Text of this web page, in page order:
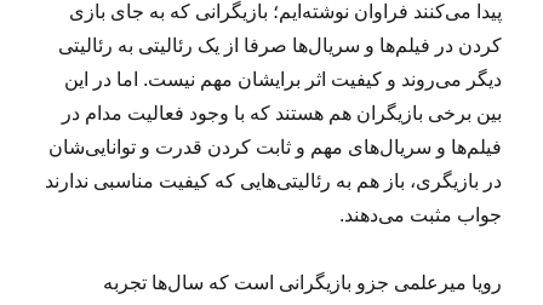
پیدا می‌کنند فراوان نوشته‌ایم؛ بازیگرانی که به جای بازی
کردن در فیلم‌ها و سریال‌ها صرفا از یک رئالیتی به رئالیتی‌
دیگر می‌روند و کیفیت اثر برایشان مهم نیست. اما در این
بین برخی بازیگران هم هستند که با وجود فعالیت مدام در
فیلم‌ها و سریال‌های مهم و ثابت کردن قدرت و توانایی‌شان
در بازیگری، باز هم به رئالیتی‌هایی که کیفیت مناسبی ندارند
جواب مثبت می‌دهند.
رویا میرعلمی جزو بازیگرانی است که سال‌ها تجربه